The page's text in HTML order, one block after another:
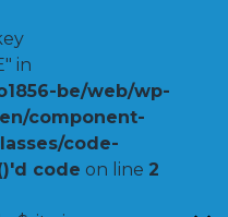
in
be/web/wp-
component-
code-
code on line 2